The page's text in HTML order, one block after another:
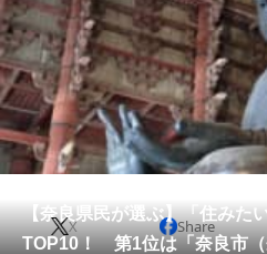
エンタメ
グルメ
住まい
動物
会員記事
【奈良県民が選ぶ】「住みた
TOP10！ 第1位は「奈良市
X Share